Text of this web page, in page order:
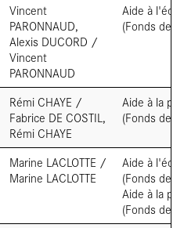
Vincent
PARONNAUD,
Alexis DUCORD /
Vincent
PARONNAUD
Aide à
(Fonds de
Rémi CHAYE /
Fabrice DE COSTIL,
Rémi CHAYE
Aide à la
(Fonds de
Marine LACLOTTE /
Marine LACLOTTE
Aide à
(Fonds de
Aide à la
(Fonds de